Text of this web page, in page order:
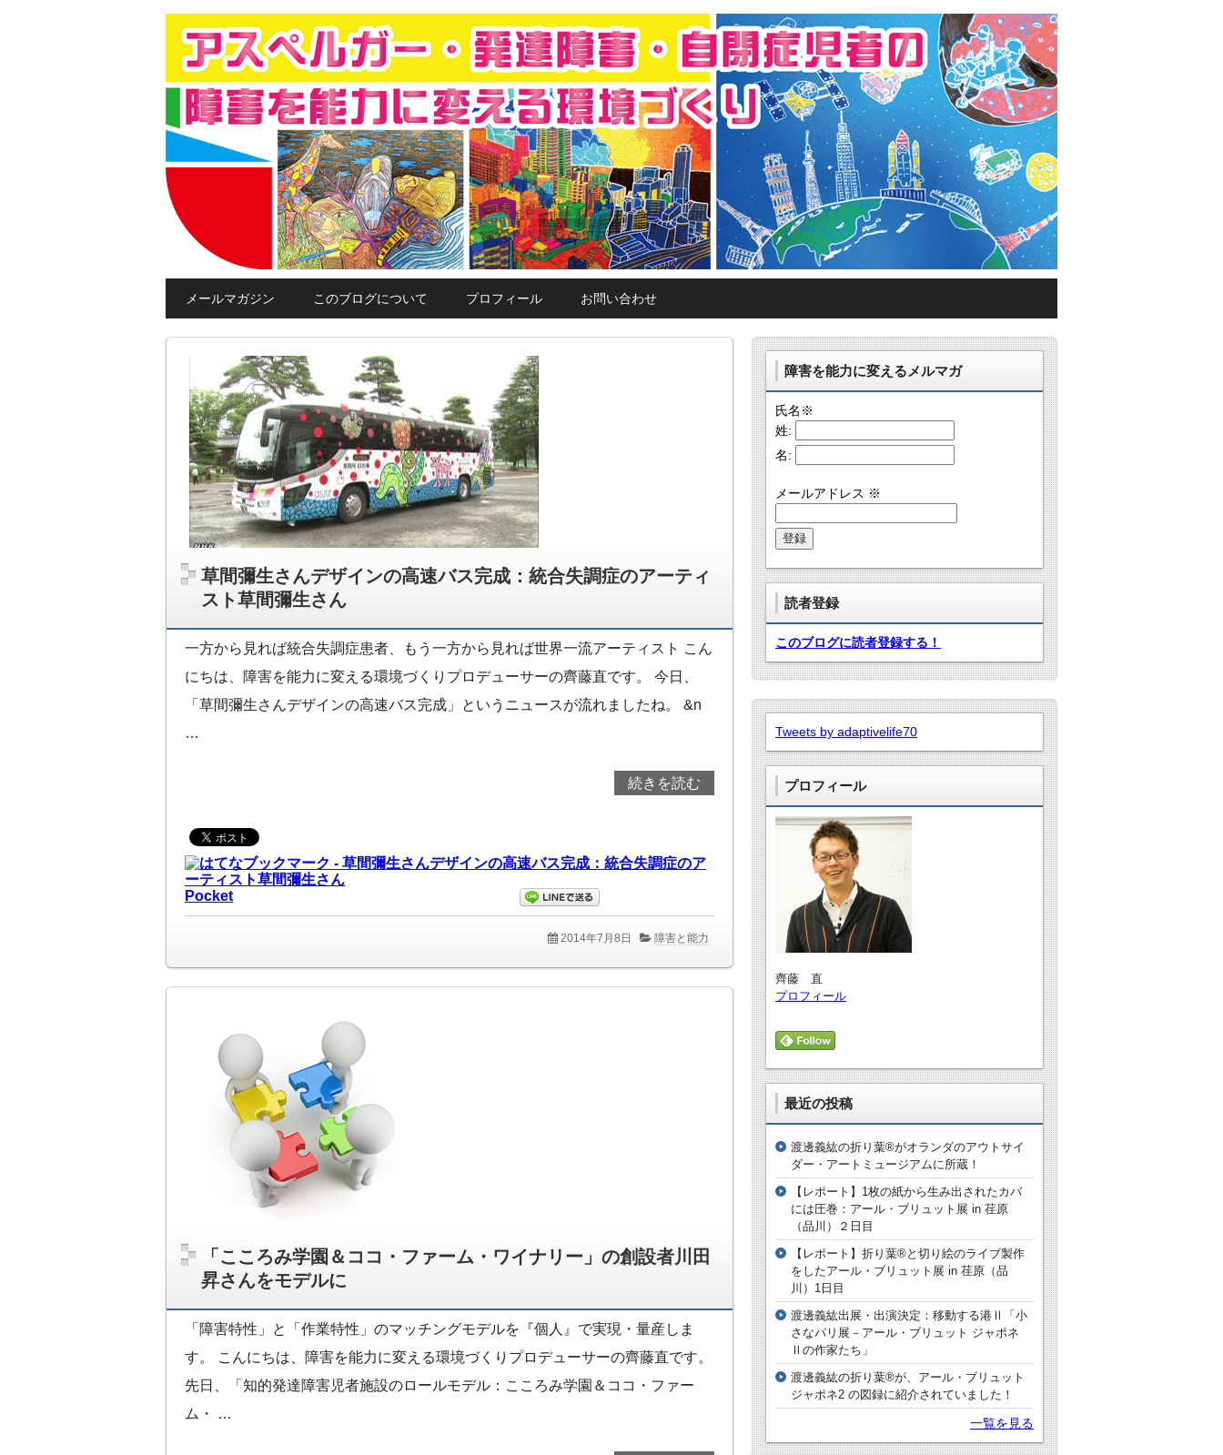
アスペルガー・発達障害・自閉症児者の障害を能力に変える環境づくり
このブログは、「障害は環境を変えると能力になる」と題して、特異的なスペック（能力）があ
りつつも、障害があるために、その能力が埋もれている人を発掘・プロデュースして、世に出す
ことを目的にしています。
メールマガジン このブログについて プロフィール お問い合わせ
草間彌生さんデザインの高速バス完成：統合失調症のアーティ
スト草間彌生さん
一方から見れば統合失調症患者、もう一方から見れば世界一流アーティスト こん
にちは、障害を能力に変える環境づくりプロデューサーの齊藤直です。 今日、
「草間彌生さんデザインの高速バス完成」というニュースが流れましたね。 &n
…
続きを読む
Pocket
2014年7月8日 障害と能力
「こころみ学園＆ココ・ファーム・ワイナリー」の創設者川田
昇さんをモデルに
「障害特性」と「作業特性」のマッチングモデルを『個人』で実現・量産しま
す。 こんにちは、障害を能力に変える環境づくりプロデューサーの齊藤直です。
先日、「知的発達障害児者施設のロールモデル：こころみ学園＆ココ・ファー
ム・ …
障害を能力に変えるメルマガ
氏名 ※
姓:
名:
メールアドレス ※
読者登録
このブログに読者登録する！
Tweets by adaptivelife70
プロフィール
齊藤 直
プロフィール
最近の投稿
渡邊義紘の折り葉®がオランダのアウトサイ
ダー・アートミュージアムに所蔵！
【レポート】1枚の紙から生み出されたカバ
には圧巻：アール・ブリュット展 in 荏原
（品川）２日目
【レポート】折り葉®と切り絵のライブ製作
をしたアール・ブリュット展 in 荏原（品
川）1日目
渡邊義紘出展・出演決定：移動する港Ⅱ「小
さなパリ展－アール・ブリュット ジャポネ
Ⅱの作家たち」
渡邊義紘の折り葉®が、アール・ブリュット
ジャポネ2 の図録に紹介されていました！
一覧を見る